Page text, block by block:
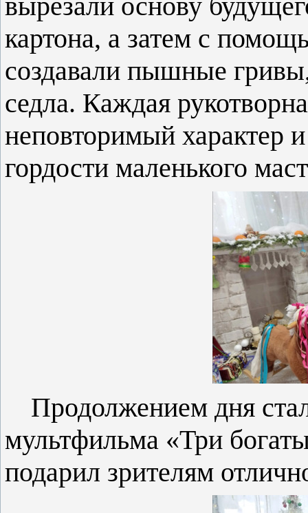
картона, а затем с
создавали пышные
седла. Каждая
неповторимый характер
гордости маленького
Продолжением дня
мультфильма «Три
подарил зрителям